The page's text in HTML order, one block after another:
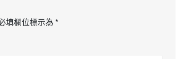
填欄位標示為 *